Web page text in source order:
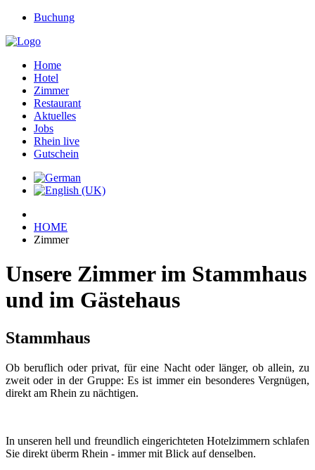
Buchung
Home
Hotel
Zimmer
Restaurant
Aktuelles
Jobs
Rhein live
Gutschein
HOME
Zimmer
Unsere Zimmer im Stammhaus
und im Gästehaus
Stammhaus
Ob beruflich oder privat, für eine Nacht oder länger, ob allein, zu
zweit oder in der Gruppe: Es ist immer ein besonderes Vergnügen,
direkt am Rhein zu nächtigen.
In unseren hell und freundlich eingerichteten Hotelzimmern schlafen
Sie direkt überm Rhein - immer mit Blick auf denselben.